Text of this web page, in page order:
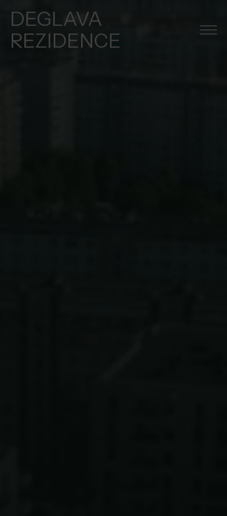
DEGLAVA
REZIDENCE